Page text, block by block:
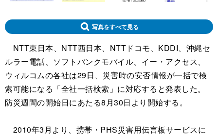
写真をすべて見る
NTT東日本、NTT西日本、NTTドコモ、KDDI、沖縄セ
ルラー電話、ソフトバンクモバイル、イー・アクセス、
ウィルコムの各社は29日、災害時の安否情報が一括で検
索可能になる「全社一括検索」に対応すると発表した。
防災週間の開始日にあたる8月30日より開始する。
2010年3月より、携帯・PHS災害用伝言板サービスに